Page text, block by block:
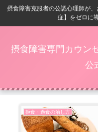
摂食障害克服者の公認心理師が
症】をゼロに
摂食障害専門カウン
公
拒食・過食の治し方